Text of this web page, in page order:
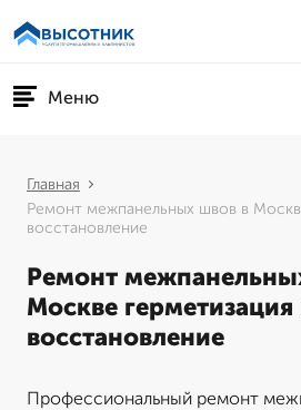
Меню
Главная
Ремонт межпанельных швов в
восстановление
Ремонт
Москве герметизация
восстановление
Профессиональный ремонт